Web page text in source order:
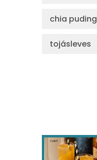
chia puding
tojásleves